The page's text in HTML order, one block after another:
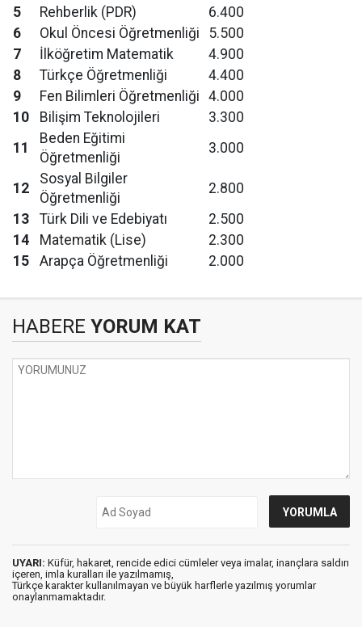
5
Rehberlik (PDR)
6.400
6
Okul Öncesi Öğretmenliği
5.500
7
İlköğretim Matematik
4.900
8
Türkçe Öğretmenliği
4.400
9
Fen Bilimleri Öğretmenliği 4.000
10
Bilişim Teknolojileri
3.300
11
Beden Eğitimi
Öğretmenliği
3.000
12
Sosyal Bilgiler
Öğretmenliği
2.800
13
Türk Dili ve Edebiyatı
2.500
14
Matematik (Lise)
2.300
15
Arapça Öğretmenliği 2.000
HABERE YORUM KAT
UYARI: Küfür, hakaret, rencide edici cümleler veya imalar, inançlara saldırı
içeren, imla kuralları ile yazılmamış,
Türkçe karakter kullanılmayan ve büyük harflerle yazılmış yorumlar
onaylanmamaktadır.